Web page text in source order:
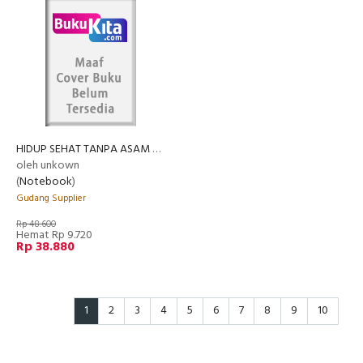
HIDUP SEHAT TANPA ASAM URAT
oleh unkown
(Notebook)
Gudang Supplier
Rp 48.600
Hemat Rp 9.720
Rp 38.880
1 2 3 4 5 6 7 8 9 10